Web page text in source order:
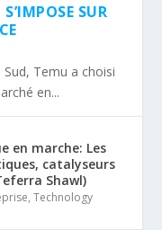
SUR
Temu a choisi
en...
en marche: Les
catalyseurs
Shawl)
,Technology